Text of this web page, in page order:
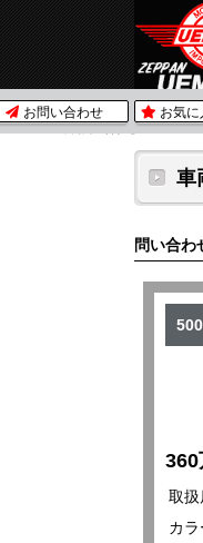
お問い合わせ お気に
ホーム 車両問い合わせ
車
問い合わ
360
取
カ